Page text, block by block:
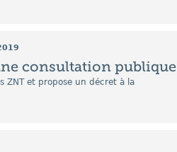
consultation publique
ZNT et propose un décret à la